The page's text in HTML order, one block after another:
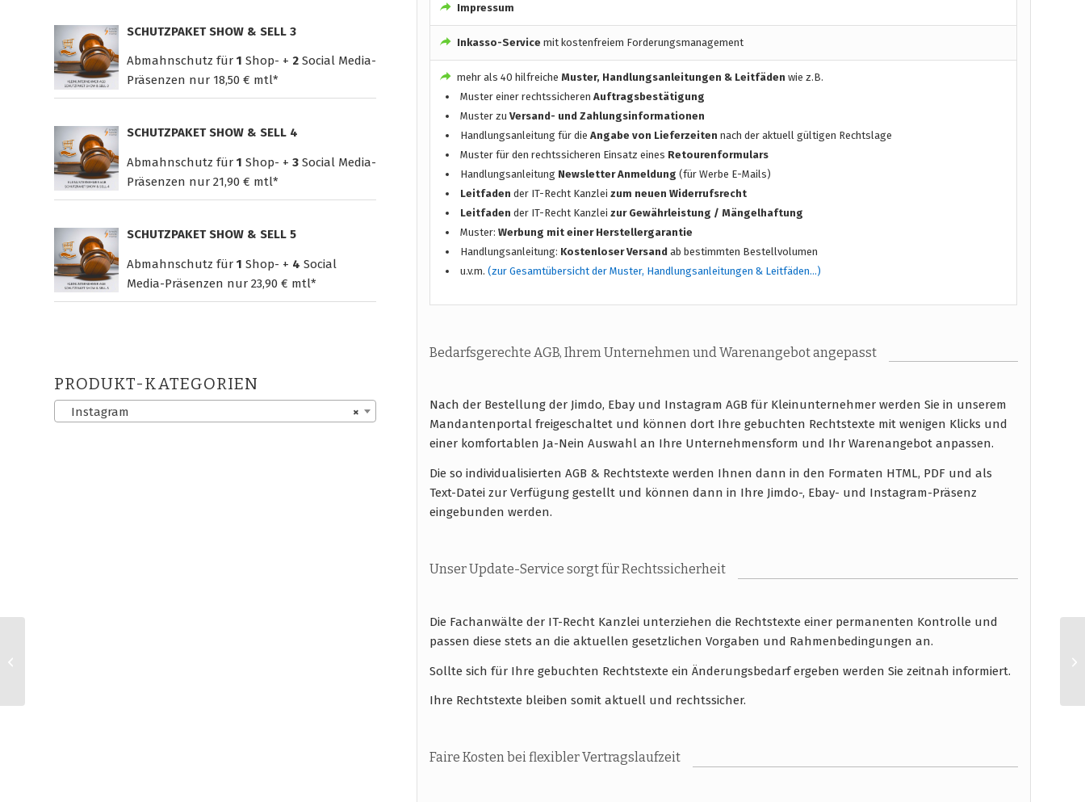
SCHUTZPAKET SHOW & SELL 3
Abmahnschutz für 1 Shop- + 2 Social Media-
Präsenzen nur 18,50 € mtl*
SCHUTZPAKET SHOW & SELL 4
Abmahnschutz für 1 Shop- + 3 Social Media-
Präsenzen nur 21,90 € mtl*
SCHUTZPAKET SHOW & SELL 5
Abmahnschutz für 1 Shop- + 4 Social
Media-Präsenzen nur 23,90 € mtl*
PRODUKT-KATEGORIEN
×
Instagram
Impressum
Inkasso-Service mit kostenfreiem Forderungsmanagement
mehr als 40 hilfreiche Muster, Handlungsanleitungen & Leitfäden wie z.B.
Muster einer rechtssicherenAuftragsbestätigung
Muster zuVersand- und Zahlungsinformationen
Handlungsanleitung für dieAngabe von Lieferzeiten nach der aktuell gültigen Rechtslage
Muster für den rechtssicheren Einsatz eines Retourenformulars
Handlungsanleitung Newsletter Anmeldung(für Werbe E-Mails)
Leitfaden der IT-Recht Kanzleizum neuen Widerrufsrecht
Leitfaden der IT-Recht Kanzleizur Gewährleistung / Mängelhaftung
Muster:Werbung mit einer Herstellergarantie
Handlungsanleitung: Kostenloser Versand ab bestimmten Bestellvolumen
u.v.m.(zur Gesamtübersicht der Muster, Handlungsanleitungen & Leitfäden…)
Bedarfsgerechte AGB, Ihrem Unternehmen und Warenangebot angepasst
Nach der Bestellung der Jimdo, Ebay und Instagram AGB für Kleinunternehmer werden Sie in unserem
Mandantenportal freigeschaltet und können dort Ihre gebuchten Rechtstexte mit wenigen Klicks und
einer komfortablen Ja-Nein Auswahl an Ihre Unternehmensform und Ihr Warenangebot anpassen.
Die so individualisierten AGB & Rechtstexte werden Ihnen dann in den Formaten HTML, PDF und als
Text-Datei zur Verfügung gestellt und können dann in Ihre Jimdo-, Ebay- und Instagram-Präsenz
eingebunden werden.
Unser Update-Service sorgt für Rechtssicherheit
Die Fachanwälte der IT-Recht Kanzlei unterziehen die Rechtstexte einer permanenten Kontrolle und
passen diese stets an die aktuellen gesetzlichen Vorgaben und Rahmenbedingungen an.
Sollte sich für Ihre gebuchten Rechtstexte ein Änderungsbedarf ergeben werden Sie zeitnah informiert.
Ihre Rechtstexte bleiben somit aktuell und rechtssicher.
Faire Kosten bei flexibler Vertragslaufzeit